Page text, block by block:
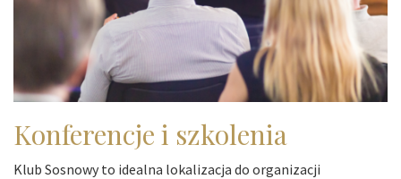
Konferencje i szkolenia
Klub Sosnowy to idealna lokalizacja do organizacji